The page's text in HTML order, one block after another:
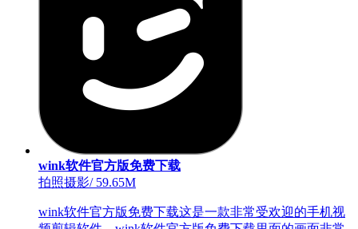
wink软件官方版免费下载
拍照摄影/59.65M
wink软件官方版免费下载这是一款非常受欢迎的手机视